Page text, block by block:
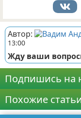
Автор:
13:00
Жду ваши
Подпишись на
Похожие